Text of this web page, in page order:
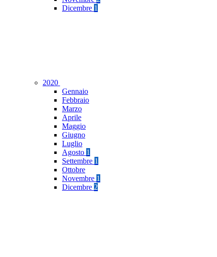
Dicembre 1
2020
Gennaio
Febbraio
Marzo
Aprile
Maggio
Giugno
Luglio
Agosto 1
Settembre 1
Ottobre
Novembre 1
Dicembre 2